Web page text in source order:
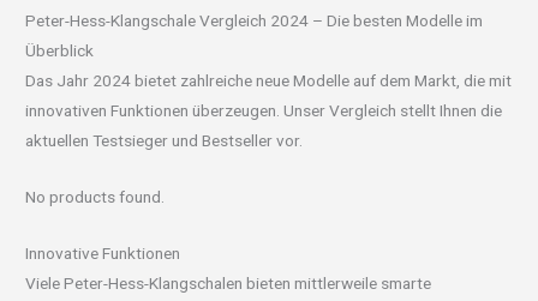
Peter-Hess-Klangschale Vergleich 2024 – Die besten Modelle im
Überblick
Das Jahr 2024 bietet zahlreiche neue Modelle auf dem Markt, die mit
innovativen Funktionen überzeugen. Unser Vergleich stellt Ihnen die
aktuellen Testsieger und Bestseller vor.
No products found.
Innovative Funktionen
Viele Peter-Hess-Klangschalen bieten mittlerweile smarte